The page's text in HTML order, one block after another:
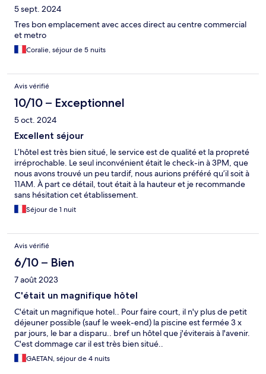
5 sept. 2024
Tres bon emplacement avec acces direct au centre commercial
et metro
Coralie, séjour de 5 nuits
Avis vérifié
10/10 – Exceptionnel
5 oct. 2024
Excellent séjour
L’hôtel est très bien situé, le service est de qualité et la propreté
irréprochable. Le seul inconvénient était le check-in à 3PM, que
nous avons trouvé un peu tardif, nous aurions préféré qu’il soit à
11AM. À part ce détail, tout était à la hauteur et je recommande
sans hésitation cet établissement.
Séjour de 1 nuit
Avis vérifié
6/10 – Bien
7 août 2023
C'était un magnifique hôtel
C'était un magnifique hotel.. Pour faire court, il n'y plus de petit
déjeuner possible (sauf le week-end) la piscine est fermée 3 x
par jours, le bar a disparu.. bref un hôtel que j'éviterais à l'avenir.
C'est dommage car il est très bien situé..
GAETAN, séjour de 4 nuits